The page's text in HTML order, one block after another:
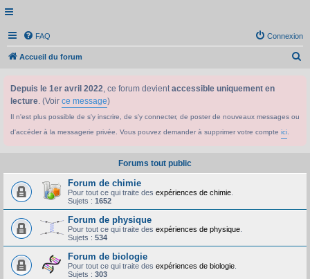
FAQ Connexion
Accueil du forum
h
Depuis le 1er avril 2022, ce forum devientaccessible uniquement en
lecture. (Voir ce message)
Il n'est plus possible de s'y inscrire, de s'y connecter, de poster de nouveaux messages ou
d'accéder à la messagerie privée. Vous pouvez demander à supprimer votre compte ici
Forums tout public
Forum de chimie
Pour tout ce qui traite des expériences de chimie
Sujets : 1652
Forum de physique
Pour tout ce qui traite des expériences de physique
Sujets : 534
Forum de biologie
Pour tout ce qui traite des expériences de biologie
Sujets : 303